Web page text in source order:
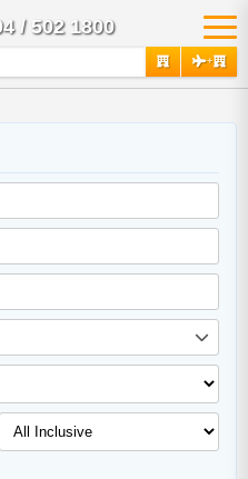
/ 502 1800
+